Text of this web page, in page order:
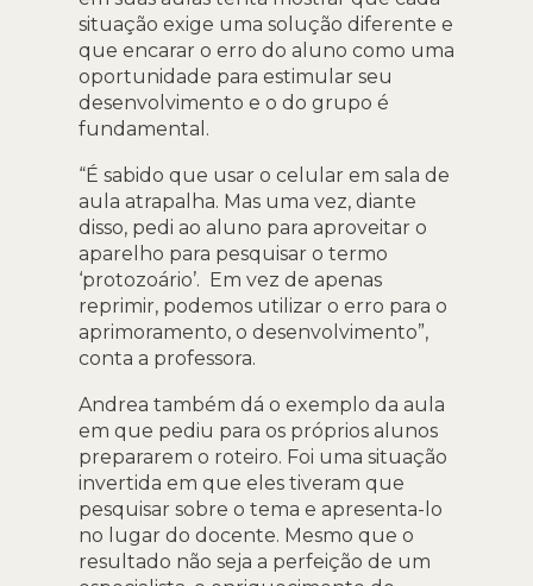
situação exige uma solução diferente e
que encarar o erro do aluno como uma
oportunidade para estimular seu
desenvolvimento e o do grupo é
fundamental.
“É sabido que usar o celular em sala de
aula atrapalha. Mas uma vez, diante
disso, pedi ao aluno para aproveitar o
aparelho para pesquisar o termo
‘protozoário’. Em vez de apenas
reprimir, podemos utilizar o erro para o
aprimoramento, o desenvolvimento”,
conta a professora.
Andrea também dá o exemplo da aula
em que pediu para os próprios alunos
prepararem o roteiro. Foi uma situação
invertida em que eles tiveram que
pesquisar sobre o tema e apresenta-lo
no lugar do docente. Mesmo que o
resultado não seja a perfeição de um